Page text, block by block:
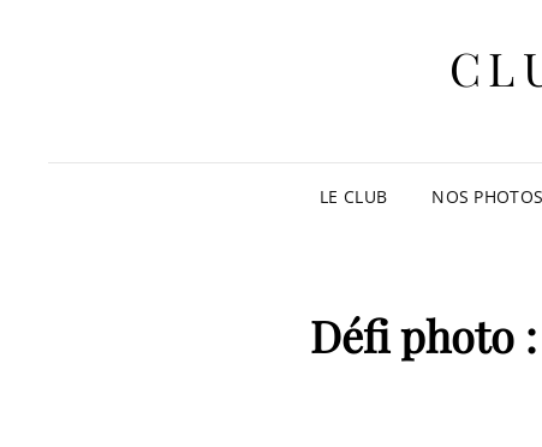
LE CLUB NOS PHOTOS
Défi photo